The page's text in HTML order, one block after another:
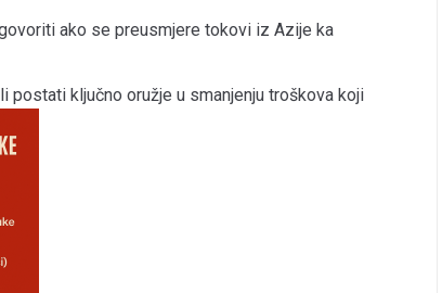
ako se preusmjere tokovi iz Azije ka
postati ključno oružje u smanjenju troškova koji